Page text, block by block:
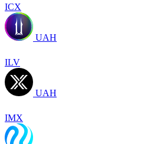
ICX
UAH
ILV
UAH
IMX